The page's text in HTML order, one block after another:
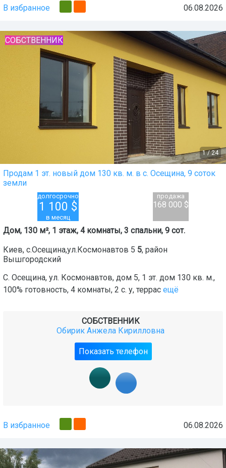
В избранное 06.08.2026
1/24
СОБСТВЕННИК
Продам 1 эт. новый дом 130 кв. м. в с. Осещина, 9 соток
земли
долгосрочно
1 100 $
в месяц
продажа
168 000 $
Дом, 130 м², 1 этаж, 4 комнаты, 3 спальни, 9 сот.
Киев, с.Осещина,ул.Космонавтов 5 5, район
Вышгородский
С. Осещина, ул. Космонавтов, дом 5, 1 эт. дом 130 кв. м.,
100% готовность, 4 комнаты, 2 с. у, террас ещё
СОБСТВЕННИК
Обирик Анжела Кирилловна
Показать телефон
В избранное 06.08.2026